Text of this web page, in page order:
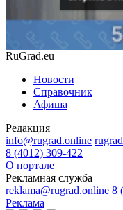
RuGrad.eu
Новости
Справочник
Афиша
Редакция
info@rugrad.online
8 (4012) 309-422
О портале
Рекламная служба
reklama@rugrad.online 8
Реклама